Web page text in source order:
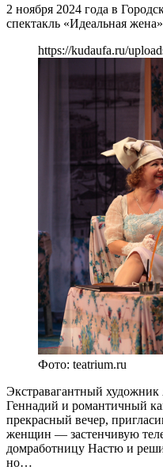
2 ноября 2024 года в
спектакль «Идеальная
https://kudaufa.ru/
Фото: teatrium.ru
Экстравагантный
Геннадий и романтичный
прекрасный вечер,
женщин — застенчивую
домработницу Настю и
но…